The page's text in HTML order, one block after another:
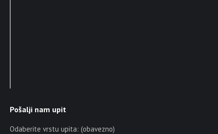
Pošalji nam upit
Odaberite vrstu upita: (obavezno)